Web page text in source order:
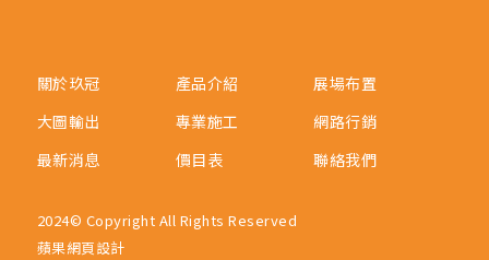
關於玖冠 產品介紹
展場布置
大圖輸出
專業施工
網路行銷
最新消息
價目表 聯絡我們
2024© Copyright All Rights Reserved
蘋果網頁設計